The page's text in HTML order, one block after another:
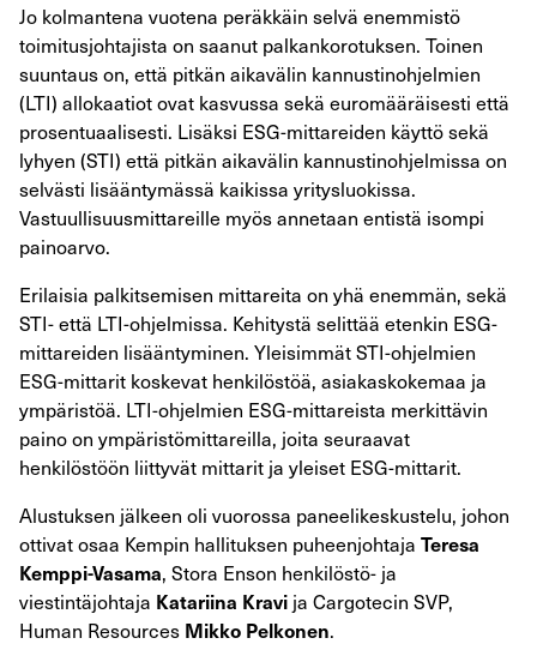
Jo kolmantena vuotena peräkkäin selvä enemmistö
toimitusjohtajista on saanut palkankorotuksen. Toinen
suuntaus on, että pitkän aikavälin kannustinohjelmien
(LTI) allokaatiot ovat kasvussa sekä euromääräisesti että
prosentuaalisesti. Lisäksi ESG-mittareiden käyttö sekä
lyhyen (STI) että pitkän aikavälin kannustinohjelmissa on
selvästi lisääntymässä kaikissa yritysluokissa.
Vastuullisuusmittareille myös annetaan entistä isompi
painoarvo.
Erilaisia palkitsemisen mittareita on yhä enemmän, sekä
STI- että LTI-ohjelmissa. Kehitystä selittää etenkin ESG-
mittareiden lisääntyminen. Yleisimmät STI-ohjelmien
ESG-mittarit koskevat henkilöstöä, asiakaskokemaa ja
ympäristöä. LTI-ohjelmien ESG-mittareista merkittävin
paino on ympäristömittareilla, joita seuraavat
henkilöstöön liittyvät mittarit ja yleiset ESG-mittarit.
Alustuksen jälkeen oli vuorossa paneelikeskustelu, johon
ottivat osaa Kempin hallituksen puheenjohtaja Teresa
Kemppi-Vasama, Stora Enson henkilöstö- ja
viestintäjohtaja Katariina Kravi ja Cargotecin SVP,
Human Resources Mikko Pelkonen.